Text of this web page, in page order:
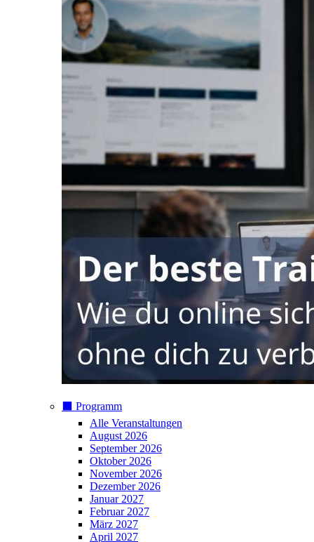
⬛️ Programm
Alle Veranstaltungen
August 2026
September 2026
Oktober 2026
November 2026
Dezember 2026
Januar 2027
Februar 2027
März 2027
April 2027